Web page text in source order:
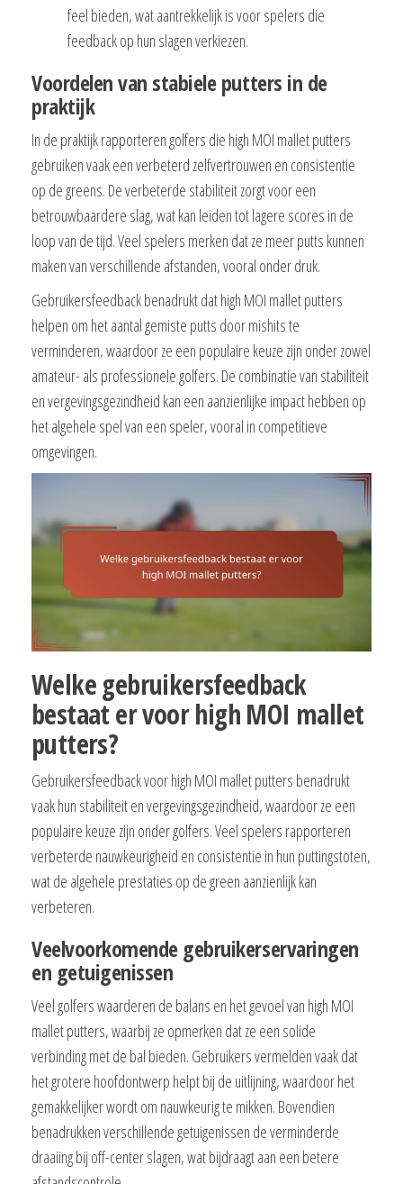
feel bieden, wat aantrekkelijk is voor spelers die
feedback op hun slagen verkiezen.
Voordelen van stabiele putters in de
praktijk
In de praktijk rapporteren golfers die high MOI mallet putters
gebruiken vaak een verbeterd zelfvertrouwen en consistentie
op de greens. De verbeterde stabiliteit zorgt voor een
betrouwbaardere slag, wat kan leiden tot lagere scores in de
loop van de tijd. Veel spelers merken dat ze meer putts kunnen
maken van verschillende afstanden, vooral onder druk.
Gebruikersfeedback benadrukt dat high MOI mallet putters
helpen om het aantal gemiste putts door mishits te
verminderen, waardoor ze een populaire keuze zijn onder zowel
amateur- als professionele golfers. De combinatie van stabiliteit
en vergevingsgezindheid kan een aanzienlijke impact hebben op
het algehele spel van een speler, vooral in competitieve
omgevingen.
Welke gebruikersfeedback
bestaat er voor high MOI mallet
putters?
Gebruikersfeedback voor high MOI mallet putters benadrukt
vaak hun stabiliteit en vergevingsgezindheid, waardoor ze een
populaire keuze zijn onder golfers. Veel spelers rapporteren
verbeterde nauwkeurigheid en consistentie in hun puttingstoten,
wat de algehele prestaties op de green aanzienlijk kan
verbeteren.
Veelvoorkomende gebruikerservaringen
en getuigenissen
Veel golfers waarderen de balans en het gevoel van high MOI
mallet putters, waarbij ze opmerken dat ze een solide
verbinding met de bal bieden. Gebruikers vermelden vaak dat
het grotere hoofdontwerp helpt bij de uitlijning, waardoor het
gemakkelijker wordt om nauwkeurig te mikken. Bovendien
benadrukken verschillende getuigenissen de verminderde
draaiing bij off-center slagen, wat bijdraagt aan een betere